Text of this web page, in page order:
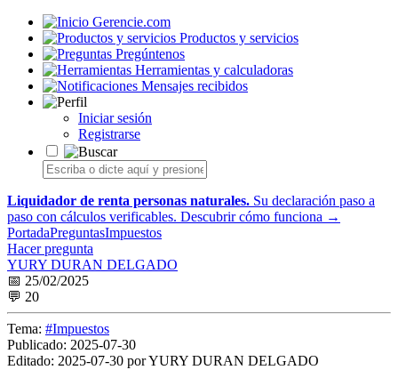
Gerencie.com
Productos y servicios
Pregúntenos
Herramientas y calculadoras
Mensajes recibidos
Iniciar sesión
Registrarse
Liquidador de renta personas naturales. Su declaración paso a
paso con cálculos verificables. Descubrir cómo funciona →
PortadaPreguntasImpuestos
Hacer pregunta
YURY DURAN DELGADO
📅 25/02/2025
💬 20
Tema: #Impuestos
Publicado: 2025-07-30
Editado: 2025-07-30 por YURY DURAN DELGADO